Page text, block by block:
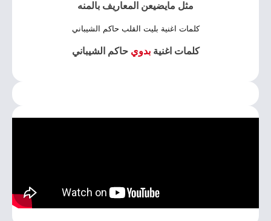
مثل مايضيعن المعاريف بالمنه
كلمات اغنية بليت القلب حاكم الشيباني
كلمات اغنيةبدوي حاكم الشيباني